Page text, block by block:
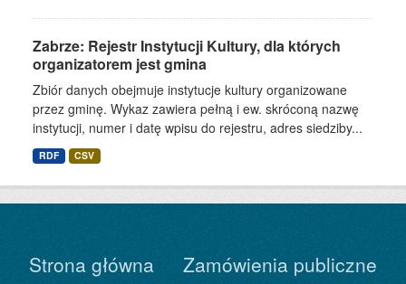
Zabrze: Rejestr Instytucji Kultury, dla których
organizatorem jest gmina
Zbiór danych obejmuje instytucje kultury organizowane
przez gminę. Wykaz zawiera pełną i ew. skróconą nazwę
instytucji, numer i datę wpisu do rejestru, adres siedziby...
RDF CSV
Strona główna Zamówienia publiczne